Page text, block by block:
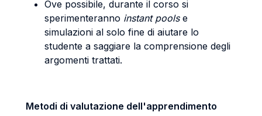
Ove possibile, durante il corso si
sperimenteranno instant poolse
simulazioni al solo fine di aiutare lo
studente a saggiare la comprensione degli
argomenti trattati.
Metodi di valutazione dell'apprendimento